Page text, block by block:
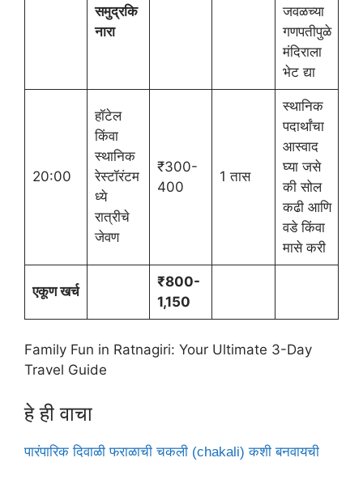
समुद्रकि
नारा
जवळच्या
गणपतीपुळे
मंदिराला
भेट द्या
20:00
हॉटेल
किंवा
स्थानिक
रेस्टॉरंटम
ध्ये
रात्रीचे
जेवण
₹300-
400
1 तास
स्थानिक
पदार्थांचा
आस्वाद
घ्या जसे
की सोल
कढी आणि
वडे किंवा
मासे करी
एकूण खर्च
₹800-
1,150
Family Fun in Ratnagiri: Your Ultimate 3-Day
Travel Guide
हे ही वाचा
पारंपारिक दिवाळी फराळाची चकली (chakali) कशी बनवायची